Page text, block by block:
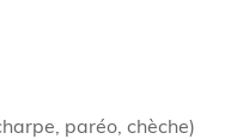
paréo, chèche)